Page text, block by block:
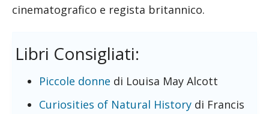
cinematografico e regista britannico.
Libri Consigliati:
Piccole donne di Louisa May Alcott
Curiosities of Natural History di Francis